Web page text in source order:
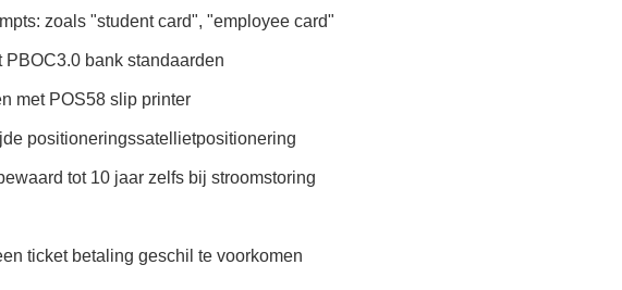
zoals "student card", "employee card"
bank standaarden
met POS58 slip printer
positioneringssatellietpositionering
tot 10 jaar zelfs bij stroomstoring
ticket betaling geschil te voorkomen